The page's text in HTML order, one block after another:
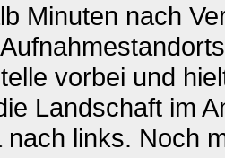
Minuten nach
vorbei und
Landschaft im
nach links. Noch